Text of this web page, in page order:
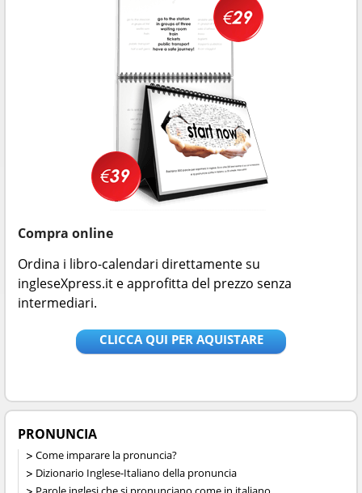
Compra online
Ordina i libro-calendari direttamente su
ingleseXpress.it e approfitta del prezzo senza
intermediari.
CLICCA QUI PER AQUISTARE
PRONUNCIA
Come imparare la pronuncia?
Dizionario Inglese-Italiano della pronuncia